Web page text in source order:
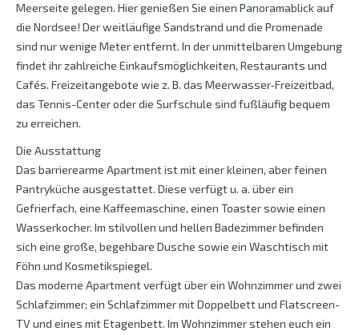
Meerseite gelegen. Hier genießen Sie einen Panoramablick auf
die Nordsee! Der weitläufige Sandstrand und die Promenade
sind nur wenige Meter entfernt. In der unmittelbaren Umgebung
findet ihr zahlreiche Einkaufsmöglichkeiten, Restaurants und
Cafés. Freizeitangebote wie z. B. das Meerwasser-Freizeitbad,
das Tennis-Center oder die Surfschule sind fußläufig bequem
zu erreichen.
Die Ausstattung
Das barrierearme Apartment ist mit einer kleinen, aber feinen
Pantryküche ausgestattet. Diese verfügt u. a. über ein
Gefrierfach, eine Kaffeemaschine, einen Toaster sowie einen
Wasserkocher. Im stilvollen und hellen Badezimmer befinden
sich eine große, begehbare Dusche sowie ein Waschtisch mit
Föhn und Kosmetikspiegel.
Das moderne Apartment verfügt über ein Wohnzimmer und zwei
Schlafzimmer; ein Schlafzimmer mit Doppelbett und Flatscreen-
TV und eines mit Etagenbett. Im Wohnzimmer stehen euch ein